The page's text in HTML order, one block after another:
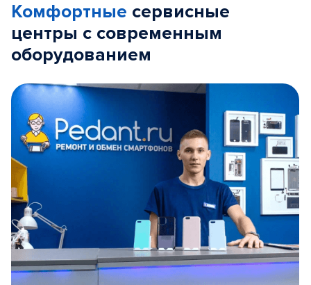
Комфортные сервисные
центры с современным
оборудованием